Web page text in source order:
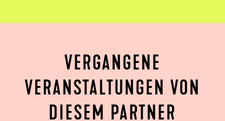
VERGANGENE
VERANSTALTUNGEN VON
DIESEM PARTNER